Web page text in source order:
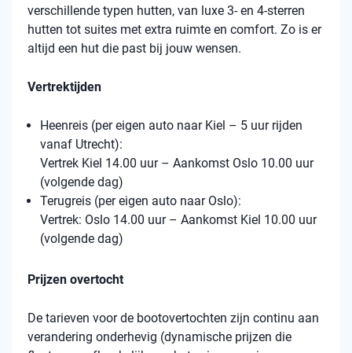
verschillende typen hutten, van luxe 3- en 4-sterren
hutten tot suites met extra ruimte en comfort. Zo is er
altijd een hut die past bij jouw wensen.
Vertrektijden
Heenreis (per eigen auto naar Kiel – 5 uur rijden
vanaf Utrecht):
Vertrek Kiel 14.00 uur – Aankomst Oslo 10.00 uur
(volgende dag)
Terugreis (per eigen auto naar Oslo):
Vertrek: Oslo 14.00 uur – Aankomst Kiel 10.00 uur
(volgende dag)
Prijzen overtocht
De tarieven voor de bootovertochten zijn continu aan
verandering onderhevig (dynamische prijzen die